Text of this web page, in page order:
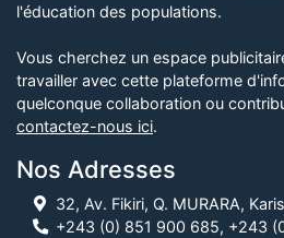
l'éducation des populations.
Vous cherchez un espace
travailler avec cette plateforme
quelconque collaboration ou
contactez-nous ici.
Nos Adresses
32, Av. Fikiri, Q. MURARA,
+243 (0) 851 900 685, +243